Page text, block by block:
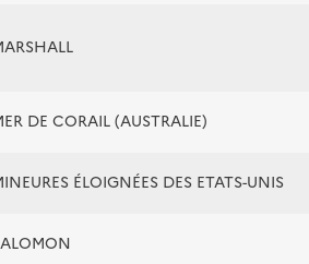
DE CORAIL (AUSTRALIE)
ÉLOIGNÉES DES ETATS-UNIS